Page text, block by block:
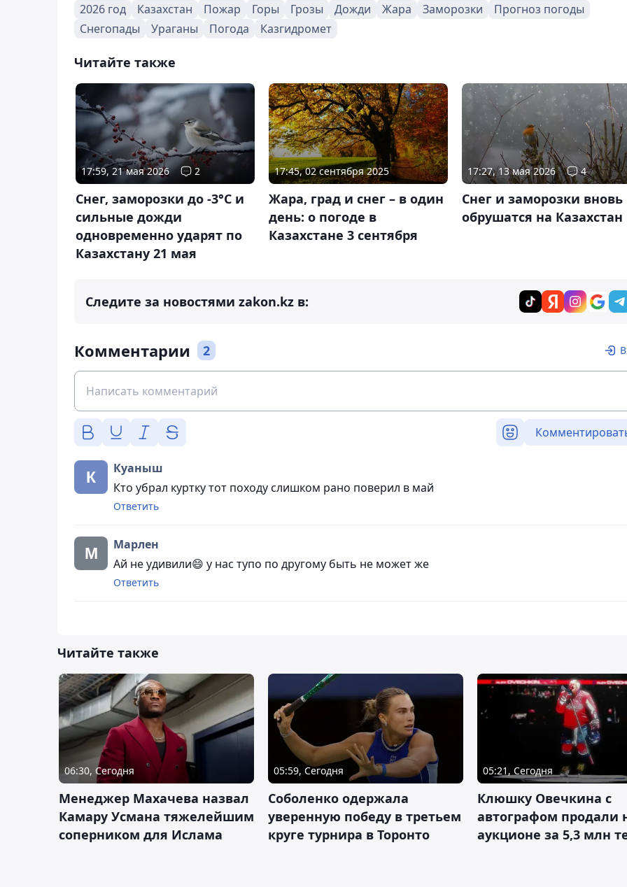
2026 год Казахстан Пожар Горы Грозы Дожди Жара Заморозки
Прогноз погоды
Снегопады
Ураганы Погода Казгидромет
Читайте также
17:59, 21 мая 2026 2
Снег, заморозки до -3°С и
сильные дожди
одновременно ударят по
Казахстану 21 мая
17:45, 02 сентября 2025
Жара, град и снег – в один
день: о погоде в
Казахстане 3 сентября
17:27, 13 мая 2026 4
Снег и заморозки вновь
обрушатся на Казахстан
Следите за новостями zakon.kz в:
Комментарии 2
Куаныш
Кто убрал куртку тот походу слишком рано поверил в май
Ответить
Марлен
Ай не удивили😄 у нас тупо по другому быть не может же
Ответить
Читайте также
06:30, Сегодня
Менеджер Махачева назвал
Камару Усмана тяжелейшим
соперником для Ислама
05:59, Сегодня
Соболенко одержала
уверенную победу в третьем
круге турнира в Торонто
05:21, Сегодня
Клюшку Овечкина с
автографом продали
аукционе за 5,3 млн